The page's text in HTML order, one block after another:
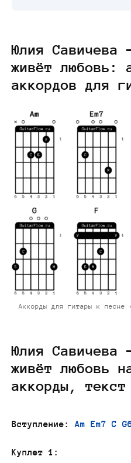
Юлия Савичева
живёт любовь:
аккордов для
Аккорды для гитары к песне
Юлия Савичева
живёт любовь
аккорды, текст
Вступление: Am Em7 C
Куплет 1: